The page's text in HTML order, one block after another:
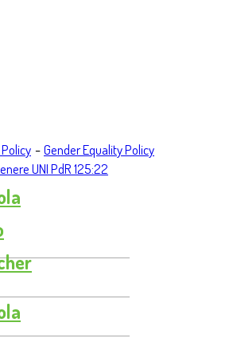
-Gender Equality Policy
UNI PdR 125:22